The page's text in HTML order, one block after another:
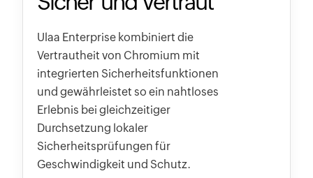
Ulaa Enterprise kombiniert die
Vertrautheit von Chromium mit
integrierten Sicherheitsfunktionen
und gewährleistet so ein nahtloses
Erlebnis bei gleichzeitiger
Durchsetzung lokaler
Sicherheitsprüfungen für
Geschwindigkeit und Schutz.